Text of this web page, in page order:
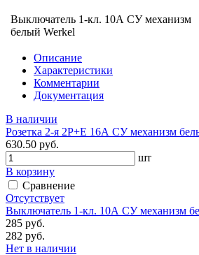
Выключатель 1-кл. 10А СУ механизм
белый Werkel
Описание
Характеристики
Комментарии
Документация
В наличии
Розетка 2-я 2P+E 16А СУ механизм
630.50 руб.
шт
В корзину
Сравнение
Отсутствует
Выключатель 1-кл. 10А СУ механизм
285 руб.
282 руб.
Нет в наличии